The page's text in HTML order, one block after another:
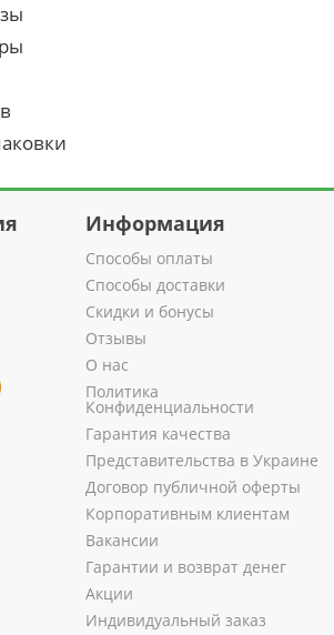
Информация
Способы оплаты
Способы доставки
Скидки и бонусы
Отзывы
О нас
Политика
Конфиденциальности
Гарантия качества
Представительства в Украине
Договор публичной оферты
Корпоративным клиентам
Вакансии
Гарантии и возврат денег
Акции
Индивидуальный заказ